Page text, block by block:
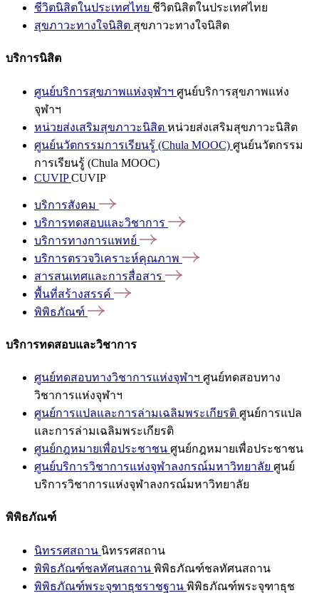
ชีวิตนิสิตในประเทศไทย ชีวิตนิสิตในประเทศไทย
สุขภาวะทางใจนิสิต สุขภาวะทางใจนิสิต
บริการนิสิต
ศูนย์บริการสุขภาพแห่งจุฬาฯ ศูนย์บริการสุขภาพแห่ง
จุฬาฯ
หน่วยส่งเสริมสุขภาวะนิสิต หน่วยส่งเสริมสุขภาวะนิสิต
ศูนย์นวัตกรรมการเรียนรู้ (Chula MOOC) ศูนย์นวัตกรรม
การเรียนรู้ (Chula MOOC)
CUVIPCUVIP
บริการสังคม
บริการทดสอบและวิชาการ
บริการทางการแพทย์
บริการตรวจวิเคราะห์คุณภาพ
สารสนเทศและการสื่อสาร
พื้นที่สร้างสรรค์
พิพิธภัณฑ์
บริการทดสอบและวิชาการ
ศูนย์ทดสอบทางวิชาการแห่งจุฬาฯ ศูนย์ทดสอบทาง
วิชาการแห่งจุฬาฯ
ศูนย์การแปลและการล่ามเฉลิมพระเกียรติ ศูนย์การแปล
และการล่ามเฉลิมพระเกียรติ
ศูนย์กฎหมายเพื่อประชาชน ศูนย์กฎหมายเพื่อประชาชน
ศูนย์บริการวิชาการแห่งจุฬาลงกรณ์มหาวิทยาลัย ศูนย์
บริการวิชาการแห่งจุฬาลงกรณ์มหาวิทยาลัย
พิพิธภัณฑ์
นิทรรศสถาน นิทรรศสถาน
พิพิธภัณฑ์ชลทัศนสถาน พิพิธภัณฑ์ชลทัศนสถาน
พิพิธภัณฑ์พระจุฑาธุชราชฐาน พิพิธภัณฑ์พระจุฑาธุช